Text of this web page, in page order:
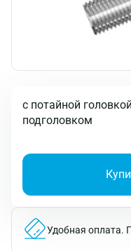
с потайной
подголовком
Удобная оплата.